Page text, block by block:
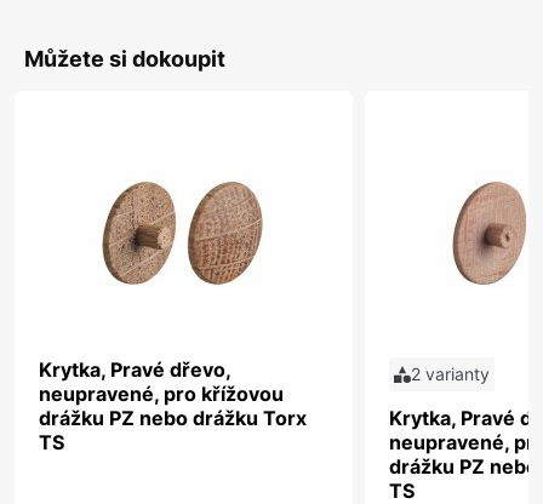
Můžete si dokoupit
Krytka, Pravé dřevo,
neupravené, pro křížovou
drážku PZ nebo drážku Torx
TS
2 varianty
Krytka, Pravé
neupravené,
drážku PZ
TS